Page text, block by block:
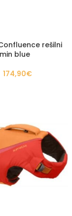
rešilni
blue
174,90€